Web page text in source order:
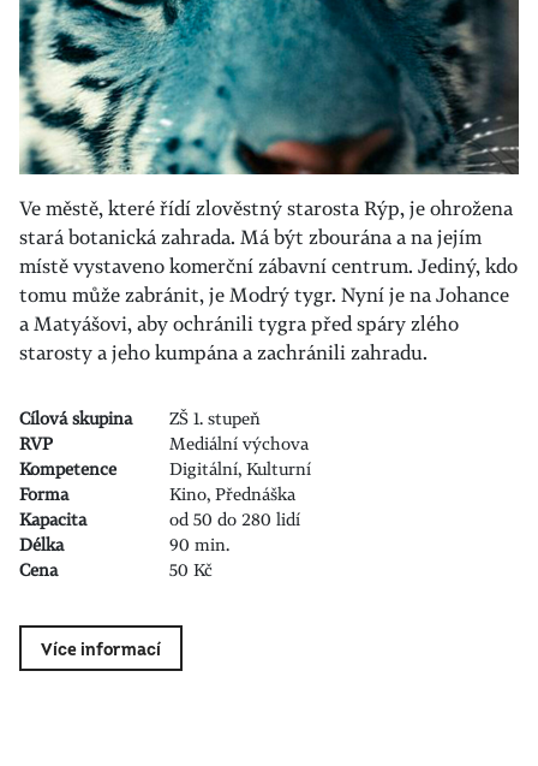
Ve městě, které řídí zlověstný starosta Rýp, je ohrožena
stará botanická zahrada. Má být zbourána a na jejím
místě vystaveno komerční zábavní centrum. Jediný, kdo
tomu může zabránit, je Modrý tygr. Nyní je na Johance
a Matyášovi, aby ochránili tygra před spáry zlého
starosty a jeho kumpána a zachránili zahradu.
Cílová skupina
ZŠ 1. stupeň
RVP
Mediální výchova
Kompetence
Digitální, Kulturní
Forma
Kino, Přednáška
Kapacita
od 50 do 280 lidí
Délka
90 min.
Cena
50 Kč
Více informací